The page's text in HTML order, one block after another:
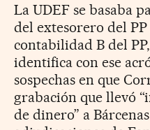
La UDEF se basaba
del extesorero del
contabilidad B del
identifica con ese
sospechas en que
grabación que llevó
de dinero” a